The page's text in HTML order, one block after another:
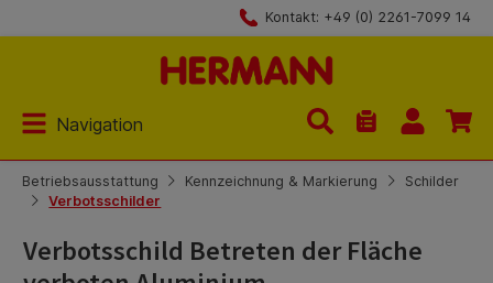
Kontakt: +49 (0) 2261-7099 14
Navigation
Du hast 0
Betriebsausstattung Kennzeichnung & Markierung
Schilder
Verbotsschilder
Verbotsschild Betreten der Fläche